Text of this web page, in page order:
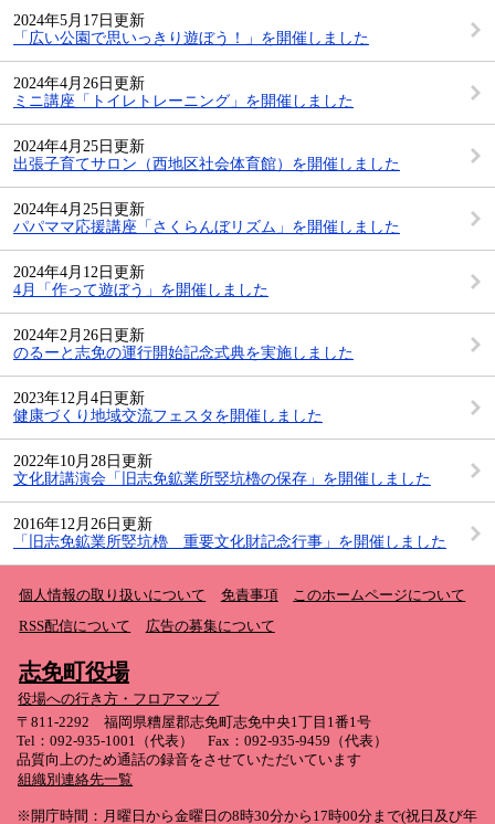
2024年5月17日更新
「広い公園で思いっきり遊ぼう！」を開催しました
2024年4月26日更新
ミニ講座「トイレトレーニング」を開催しました
2024年4月25日更新
出張子育てサロン（西地区社会体育館）を開催しました
2024年4月25日更新
パパママ応援講座「さくらんぼリズム」を開催しました
2024年4月12日更新
4月「作って遊ぼう」を開催しました
2024年2月26日更新
のるーと志免の運行開始記念式典を実施しました
2023年12月4日更新
健康づくり地域交流フェスタを開催しました
2022年10月28日更新
文化財講演会「旧志免鉱業所竪坑櫓の保存」を開催しました
2016年12月26日更新
「旧志免鉱業所竪坑櫓 重要文化財記念行事」を開催しました
個人情報の取り扱いについて 免責事項
このホームページについて
RSS配信について
広告の募集について
志免町役場
役場への行き方・フロアマップ
〒811-2292 福岡県糟屋郡志免町志免中央1丁目1番1号
Tel：092-935-1001（代表） Fax：092-935-9459（代表）
品質向上のため通話の録音をさせていただいています
組織別連絡先一覧
※開庁時間：月曜日から金曜日の8時30分から17時00分まで(祝日及び年